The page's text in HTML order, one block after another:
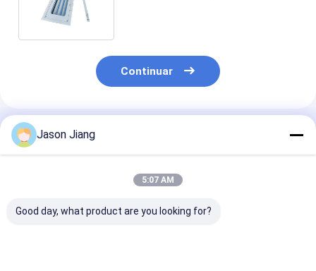
Continuar
Productos Recomendados
Jason Jiang
5:07 AM
Good day, what product are you looking for?